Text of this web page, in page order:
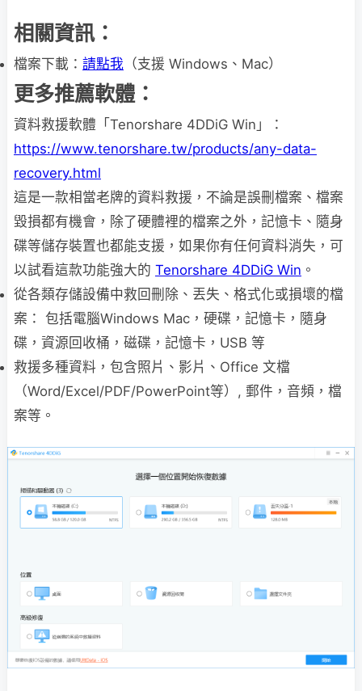
相關資訊：
檔案下載： 請點我 （支援 Windows、Mac）
更多推薦軟體：
資料救援軟體「Tenorshare 4DDiG Win」：
https://www.tenorshare.tw/products/any-data-
recovery.html
這是一款相當老牌的資料救援，不論是誤刪檔案、檔案
毀損都有機會，除了硬體裡的檔案之外，記憶卡、隨身
碟等儲存裝置也都能支援，如果你有任何資料消失，可
以試看這款功能強大的 Tenorshare 4DDiG Win 。
從各類存儲設備中救回刪除、丟失、格式化或損壞的檔
案： 包括電腦Windows Mac，硬碟，記憶卡，隨身
碟，資源回收桶，磁碟，記憶卡，USB 等
救援多種資料，包含照片、影片、Office 文檔
（Word/Excel/PDF/PowerPoint等）, 郵件，音頻，檔
案等。